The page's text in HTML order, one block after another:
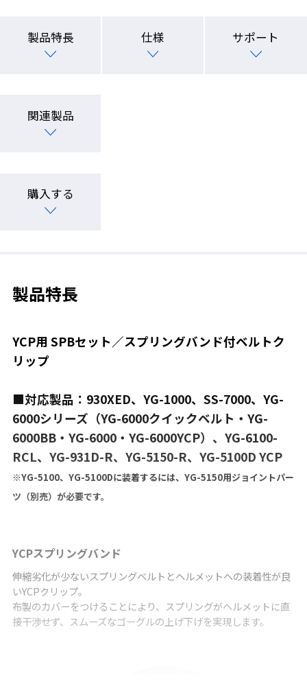
製品特長 仕様 サポート
関連製品
購入する
製品特長
YCP用 SPBセット／スプリングバンド付ベルトク
リップ
■対応製品：930XED、YG-1000、SS-7000、YG-
6000シリーズ（YG-6000クイックベルト・YG-
6000BB・YG-6000・YG-6000YCP）、YG-6100-
RCL、YG-931D-R、YG-5150-R、YG-5100D YCP
※YG-5100、YG-5100Dに装着するには、YG-5150用ジョイントパー
ツ（別売）が必要です。
YCPスプリングバンド
伸縮劣化が少ないスプリングベルトとヘルメットへの装着性が良
いYCPクリップ。
布製のカバーをつけることにより、スプリングがヘルメットに直
接干渉せず、スムーズなゴーグルの上げ下げを実現します。